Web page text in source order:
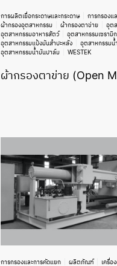
การผลิตเยื่อกระดาษและกระดาษ
การกรองแ
ผ้ากรองอุตสาหกรรม
ผ้ากรองตาข่าย
อุต
อุตสาหกรรมอาหารสัตว์
อุตสาหกรรมเซรามิ
อุตสาหกรรมแป้งมันสำปะหลัง
อุตสาหกรรมน้
อุตสาหกรรมน้ำมันปาล์ม
WESTEK
ผ้ากรองตาข่าย (Open
การกรองและการคัดแยก ผลิตภัณฑ์
เครื่อ